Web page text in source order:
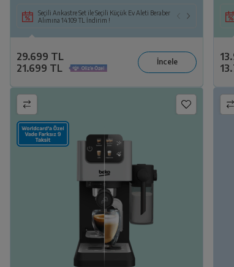
Seçili Ankastre Set ile Seçili Küçük Ev Aleti Beraber
Alımına 14.109 TL İndirim !
29.699 TL
21.699 TL